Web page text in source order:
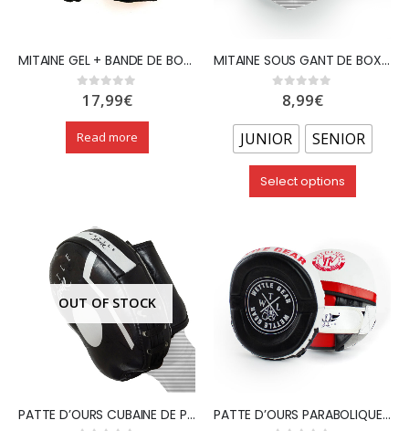
MITAINE GEL + BANDE DE BOXE – NOUVELLE COLLECTION – WETTLE GEAR
0out of 5
17,99€
Read more
MITAINE SOUS GANT DE BOXE EN COTON ÉLASTIQUE – WETTLE GEAR
out of 5
8,99€
JUNIOR SENIOR
Select options
OUT OF STOCK
PATTE D’OURS CUBAINE DE PRECISION – WETTLE GEAR PATTE D’OURS PARABOLIQUES EN CUIR – WETTLE GEAR